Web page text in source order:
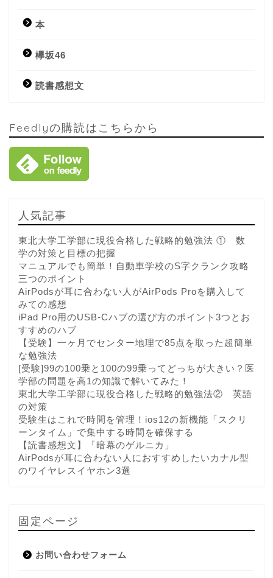
本
欅坂46
読書感想文
Feedlyの購読はこちらから
人気記事
東北大学工学部に現役合格した戦略的勉強法 ① 数
学の対策と目標の把握
マニュアルでも簡単！自動車学校のS字クランク攻略
三つのポイント
AirPodsが耳に合わない人がAirPods Proを購入して
みての感想
iPad Pro用のUSB-Cハブの選び方のポイント3つとお
すすめのハブ
【受験】一ヶ月でセンター地理で85点を取った超簡単
な勉強法
[受験]99の100乗と100の99乗ってどっちが大きい？医
学部の問題を高1の知識で解いてみた！
東北大学工学部に現役合格した戦略的勉強法② 英語
の対策
受験生はこれで時間を管理！ios12の新機能「スクリ
ーンタイム」で集中する時間を確保する
【読書感想文】「暗幕のゲルニカ」
AirPodsが耳に合わない人におすすめしたいカナル型
のワイヤレスイヤホン3選
固定ページ
お問い合わせフォーム